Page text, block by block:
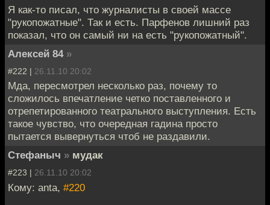
Я как-то писал, что журналисты в своей массе
"рукопожатные". Так и есть. Парфенов лишний раз
показал, что он самый ни на есть "рукопожатный".
Алексей 84 »
#222 | 26.11.10 20:02
Мда, пересмотрел несколько раз, почему то
сложилось впечатление четко поставленного и
отрепетированного театрального выступления. Есть
такое чувство, что очередная гадина просто
пытается вывернуться чтоб не раздавили.
Стефаныч » мудак
#223 | 26.11.10 20:02
Кому: anta, #220